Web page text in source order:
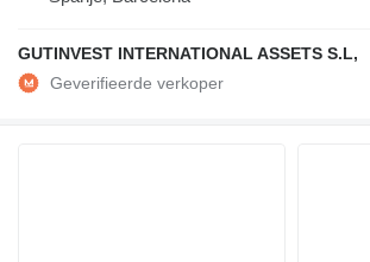
GUTINVEST INTERNATIONAL ASSETS S.L,